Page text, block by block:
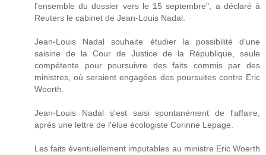
l'ensemble du dossier vers le 15 septembre", a déclaré à
Reuters le cabinet de Jean-Louis Nadal.
Jean-Louis Nadal souhaite étudier la possibilité d'une
saisine de la Cour de Justice de la République, seule
compétente pour poursuivre des faits commis par des
ministres, où seraient engagées des poursuites contre Eric
Woerth.
Jean-Louis Nadal s'est saisi spontanément de l'affaire,
après une lettre de l'élue écologiste Corinne Lepage.
Les faits éventuellement imputables au ministre Eric Woerth